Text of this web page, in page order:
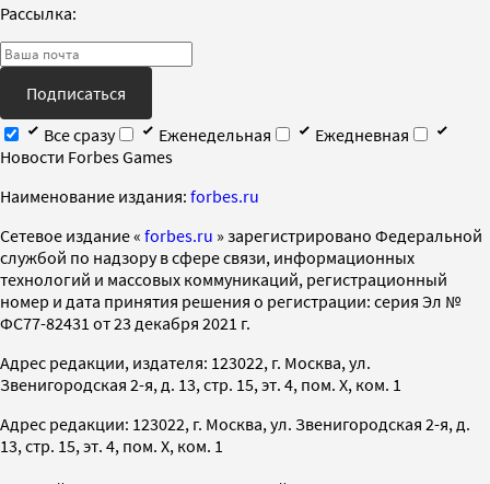
Рассылка:
Подписаться
Все сразу
Еженедельная
Ежедневная
Новости Forbes Games
Наименование издания: forbes.ru
Cетевое издание « forbes.ru » зарегистрировано Федеральной
службой по надзору в сфере связи, информационных
технологий и массовых коммуникаций, регистрационный
номер и дата принятия решения о регистрации: серия Эл №
ФС77-82431 от 23 декабря 2021 г.
Адрес редакции, издателя: 123022, г. Москва, ул.
Звенигородская 2-я, д. 13, стр. 15, эт. 4, пом. X, ком. 1
Адрес редакции: 123022, г. Москва, ул. Звенигородская 2-я, д.
13, стр. 15, эт. 4, пом. X, ком. 1